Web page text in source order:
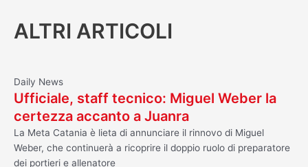
ALTRI ARTICOLI
Daily News
Ufficiale, staff tecnico: Miguel Weber la
certezza accanto a Juanra
La Meta Catania è lieta di annunciare il rinnovo di Miguel
Weber, che continuerà a ricoprire il doppio ruolo di preparatore
dei portieri e allenatore